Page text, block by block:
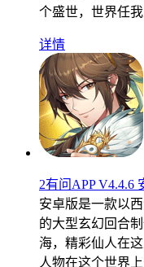
个盛世，世界任我
详情
2有问APP V4.4.6
安卓版是一款以
的大型玄幻回合
海，精彩仙人在
人物在这个世界